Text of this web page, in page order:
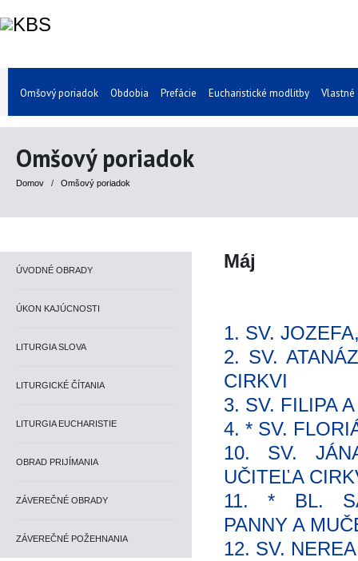
Omšový poriadok Obdobia Prefácie Eucharistické modlitby Vlastné
Omšový poriadok
Domov / Omšový poriadok
ÚVODNÉ OBRADY
ÚKON KAJÚCNOSTI
LITURGIA SLOVA
LITURGICKÉ ČÍTANIA
LITURGIA EUCHARISTIE
OBRAD PRIJÍMANIA
ZÁVEREČNÉ OBRADY
ZÁVEREČNÉ POŽEHNANIA
Máj
1. SV.
2. SV.
CIRKVI
3. SV. FILIPA
4. * SV.
10. SV.
UČITEĽA
11. * BL.
PANNY A
12. SV.